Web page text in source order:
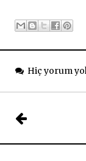
Hiç yorum